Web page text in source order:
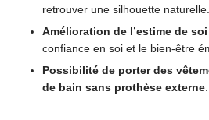
retrouver une silhouette naturelle.
Amélioration de l’estime de soi
confiance en soi et le bien-être
Possibilité de porter des
de bain sans prothèse externe.